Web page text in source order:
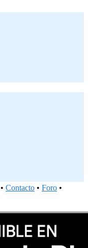
• Contacto • Foro •